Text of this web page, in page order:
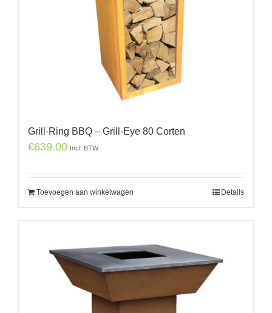
Grill-Ring BBQ – Grill-Eye 80 Corten
€639.00 Incl. BTW
Toevoegen aan winkelwagen Details